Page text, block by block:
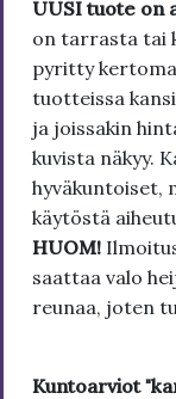
UUSI tuote on
on tarrasta tai
pyritty
tuotteissa
ja joissakin
kuvista näkyy.
hyväkuntoiset,
käytöstä
HUOM!
saattaa valo
reunaa, joten
Kuntoarviot